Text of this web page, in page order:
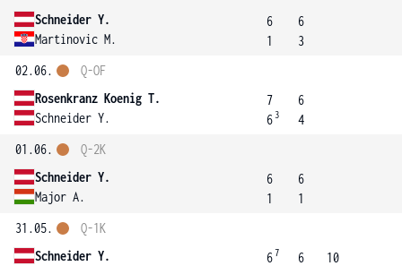
Schneider Y.
Martinovic M.
6
1
6
3
02.06.
Rosenkranz Koenig T.
Schneider Y.
Q-OF
7
6 3
6
4
01.06.
Schneider Y.
Major A.
Q-2K
6
1
6
1
31.05.
Schneider Y.
Q-1K
67
6
10